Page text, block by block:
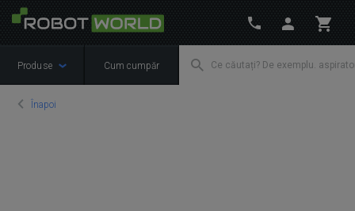
Produse Cum cumpăr
Înapoi